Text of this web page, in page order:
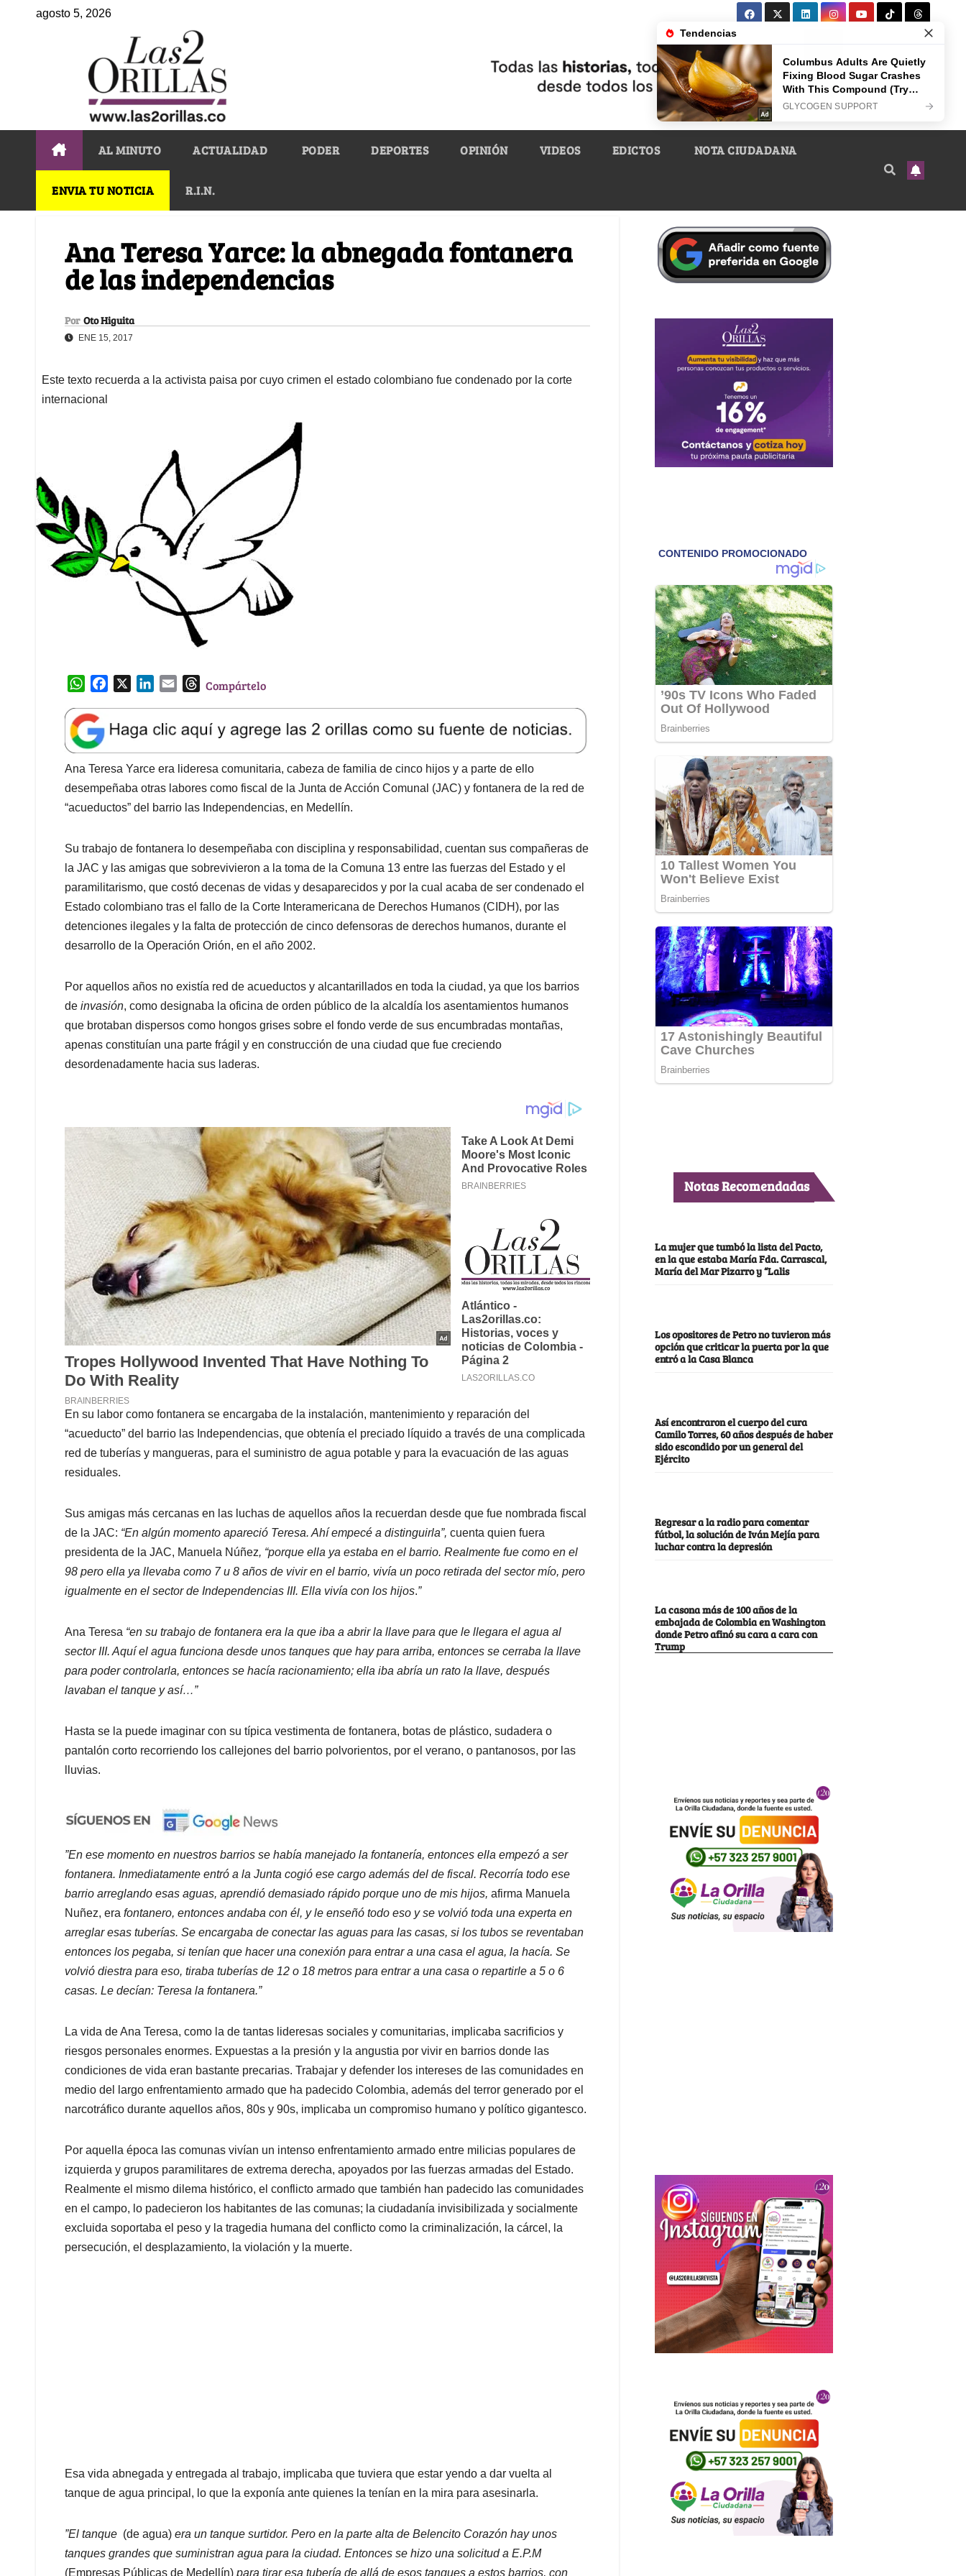
agosto 5, 2026
AL MINUTO ACTUALIDAD PODER DEPORTES OPINIÓN VIDEOS EDICTOS NOTA CIUDADANA
ENVIA TU NOTICIA R.I.N.
Ana Teresa Yarce: la abnegada fontanera
de las independencias
Por Oto Higuita
ENE 15, 2017
Este texto recuerda a la activista paisa por cuyo crimen el estado colombiano fue condenado por la corte
internacional
W
a
t
s
A
p
p
e
b
o
o
k
k
e
d
I
n
l
T
e
a
d
s
Compártelo
Ana Teresa Yarce era lideresa comunitaria, cabeza de familia de cinco hijos y a parte de ello
desempeñaba otras labores como fiscal de la Junta de Acción Comunal (JAC) y fontanera de la red de
“acueductos” del barrio las Independencias, en Medellín.
Su trabajo de fontanera lo desempeñaba con disciplina y responsabilidad, cuentan sus compañeras de
la JAC y las amigas que sobrevivieron a la toma de la Comuna 13 entre las fuerzas del Estado y el
paramilitarismo, que costó decenas de vidas y desaparecidos y por la cual acaba de ser condenado el
Estado colombiano tras el fallo de la Corte Interamericana de Derechos Humanos (CIDH), por las
detenciones ilegales y la falta de protección de cinco defensoras de derechos humanos, durante el
desarrollo de la Operación Orión, en el año 2002.
Por aquellos años no existía red de acueductos y alcantarillados en toda la ciudad, ya que los barrios
de invasión, como designaba la oficina de orden público de la alcaldía los asentamientos humanos
que brotaban dispersos como hongos grises sobre el fondo verde de sus encumbradas montañas,
apenas constituían una parte frágil y en construcción de una ciudad que fue creciendo
desordenadamente hacia sus laderas.
En su labor como fontanera se encargaba de la instalación, mantenimiento y reparación del
“acueducto” del barrio las Independencias, que obtenía el preciado líquido a través de una complicada
red de tuberías y mangueras, para el suministro de agua potable y para la evacuación de las aguas
residuales.
Sus amigas más cercanas en las luchas de aquellos años la recuerdan desde que fue nombrada fiscal
de la JAC: “En algún momento apareció Teresa. Ahí empecé a distinguirla”, cuenta quien fuera
presidenta de la JAC, Manuela Núñez, “porque ella ya estaba en el barrio. Realmente fue como en el
98 pero ella ya llevaba como 7 u 8 años de vivir en el barrio, vivía un poco retirada del sector mío, pero
igualmente en el sector de Independencias III. Ella vivía con los hijos.”
Ana Teresa “en su trabajo de fontanera era la que iba a abrir la llave para que le llegara el agua al
sector III. Aquí el agua funciona desde unos tanques que hay para arriba, entonces se cerraba la llave
para poder controlarla, entonces se hacía racionamiento; ella iba abría un rato la llave, después
lavaban el tanque y así…”
Hasta se la puede imaginar con su típica vestimenta de fontanera, botas de plástico, sudadera o
pantalón corto recorriendo los callejones del barrio polvorientos, por el verano, o pantanosos, por las
lluvias.
”En ese momento en nuestros barrios se había manejado la fontanería, entonces ella empezó a ser
fontanera. Inmediatamente entró a la Junta cogió ese cargo además del de fiscal. Recorría todo ese
barrio arreglando esas aguas, aprendió demasiado rápido porque uno de mis hijos, afirma Manuela
Nuñez, era fontanero, entonces andaba con él, y le enseñó todo eso y se volvió toda una experta en
arreglar esas tuberías. Se encargaba de conectar las aguas para las casas, si los tubos se reventaban
entonces los pegaba, si tenían que hacer una conexión para entrar a una casa el agua, la hacía. Se
volvió diestra para eso, tiraba tuberías de 12 o 18 metros para entrar a una casa o repartirle a 5 o 6
casas. Le decían: Teresa la fontanera.”
La vida de Ana Teresa, como la de tantas lideresas sociales y comunitarias, implicaba sacrificios y
riesgos personales enormes. Expuestas a la presión y la angustia por vivir en barrios donde las
condiciones de vida eran bastante precarias. Trabajar y defender los intereses de las comunidades en
medio del largo enfrentamiento armado que ha padecido Colombia, además del terror generado por el
narcotráfico durante aquellos años, 80s y 90s, implicaba un compromiso humano y político gigantesco.
Por aquella época las comunas vivían un intenso enfrentamiento armado entre milicias populares de
izquierda y grupos paramilitares de extrema derecha, apoyados por las fuerzas armadas del Estado.
Realmente el mismo dilema histórico, el conflicto armado que también han padecido las comunidades
en el campo, lo padecieron los habitantes de las comunas; la ciudadanía invisibilizada y socialmente
excluida soportaba el peso y la tragedia humana del conflicto como la criminalización, la cárcel, la
persecución, el desplazamiento, la violación y la muerte.
Esa vida abnegada y entregada al trabajo, implicaba que tuviera que estar yendo a dar vuelta al
tanque de agua principal, lo que la exponía ante quienes la tenían en la mira para asesinarla.
”El tanque (de agua) era un tanque surtidor. Pero en la parte alta de Belencito Corazón hay unos
tanques grandes que suministran agua para la ciudad. Entonces se hizo una solicitud a E.P.M
(Empresas Públicas de Medellín) para tirar esa tubería de allá de esos tanques a estos barrios, con
Notas Recomendadas
La mujer que tumbó la lista del Pacto,
en la que estaba María Fda. Carrascal,
María del Mar Pizarro y “Lalis
Los opositores de Petro no tuvieron más
opción que criticar la puerta por la que
entró a la Casa Blanca
Así encontraron el cuerpo del cura
Camilo Torres, 60 años después de haber
sido escondido por un general del
Ejército
Regresar a la radio para comentar
fútbol, la solución de Iván Mejía para
luchar contra la depresión
La casona más de 100 años de la
embajada de Colombia en Washington
donde Petro afinó su cara a cara con
Trump